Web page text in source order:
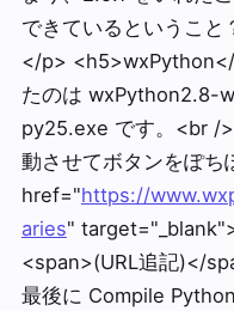
できているということ
</p>
たのは wxPython2.8-
py25.exe です。<br /
動させてボタンをぽ
href="https://
aries"
<span>(URL追記)</
最後に Compile